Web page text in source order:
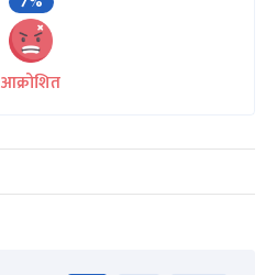
आक्रोशित